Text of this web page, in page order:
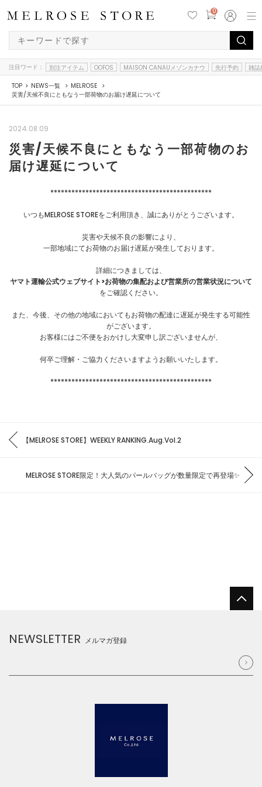
0
注目ワード： 別注アイテム OOFOS MAISON CANAUメゾンカナウ 先行予約 雑誌
TOP NEWS一覧
MELROSE
災害/天候不良にともなう一部荷物のお届け遅延について
2024.08.09
災害/天候不良にともなう一部荷物のお
届け遅延について
**********************************************
いつもMELROSE STOREをご利用頂き、誠にありがとうございます。
災害や天候不良の影響により、
一部地域にてお荷物のお届け遅延が発生しております。
詳細につきましては、
ヤマト運輸公式ウェブサイト>お荷物の集配および営業所の営業状況について
をご確認ください。
また、今後、その他の地域においてもお荷物の配達に遅延が発生する可能性
がございます。
お客様にはご不便をおかけし大変申し訳ございませんが、
何卒ご理解・ご協力くださいますようお願いいたします。
**********************************************
【MELROSE STORE】WEEKLY RANKING.Aug.Vol.2
MELROSE STORE限定！大人気のパールバッグが数量限定で再登場✨
NEWSLETTER メルマガ登録